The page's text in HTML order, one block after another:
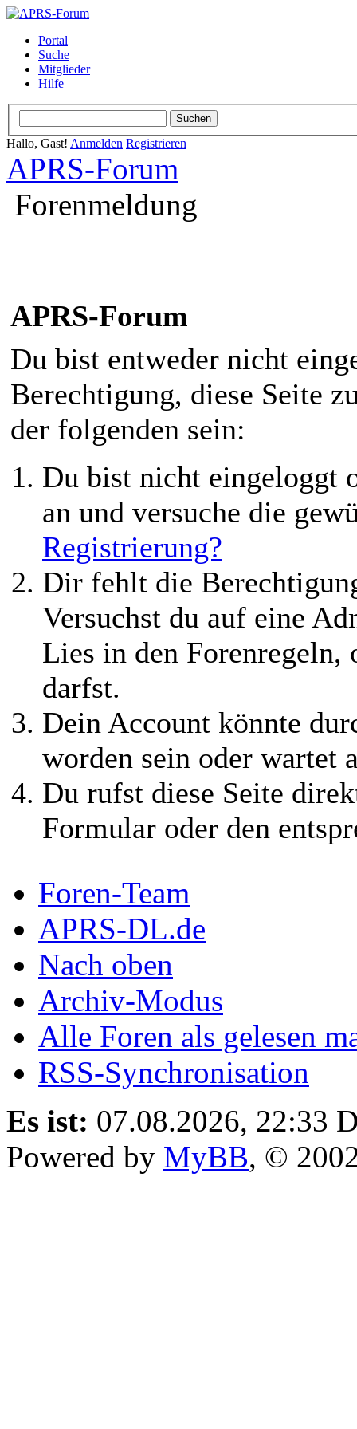
Portal
Suche
Mitglieder
Hilfe
Hallo, Gast! Anmelden Registrieren
APRS-Forum
Forenmeldung
APRS-Forum
Du bist entweder nicht
Berechtigung, diese Seite
der folgenden sein:
Du bist nicht eingeloggt
an und versuche die
Registrierung?
Dir fehlt die
Versuchst du auf eine
Lies in den Forenregeln,
darfst.
Dein Account könnte
worden sein oder wartet
Du rufst diese Seite
Formular oder den
Foren-Team
APRS-DL.de
Nach oben
Archiv-Modus
Alle Foren als gelesen
RSS-Synchronisation
Es ist: 07.08.2026, 22:33
Powered by MyBB, ©